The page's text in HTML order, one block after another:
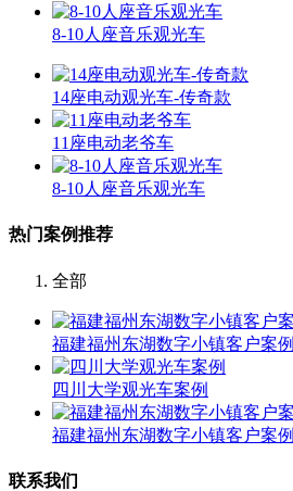
8-10人座音乐观光车
14座电动观光车-传奇款
11座电动老爷车
8-10人座音乐观光车
热门案例推荐
全部
福建福州东湖数字小镇客户案例
四川大学观光车案例
福建福州东湖数字小镇客户案例
联系我们